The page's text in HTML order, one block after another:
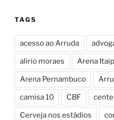
TAGS
acesso ao Arruda
alirio moraes Arena
Arena Pernambuco
camisa 10 CBF
Cerveja nos estádios